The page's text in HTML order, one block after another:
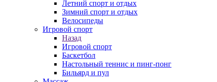
Летний спорт и отдых
Зимний спорт и отдых
Велосипеды
Игровой спорт
Назад
Игровой спорт
Баскетбол
Настольный теннис и пинг-понг
Бильярд и пул